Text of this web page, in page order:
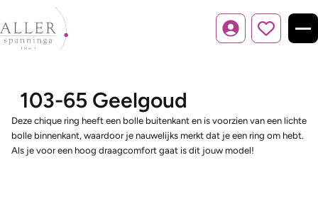
Inloggen
103-65 Geelgoud
Deze chique ring heeft een bolle buitenkant en is voorzien van een lichte
bolle binnenkant, waardoor je nauwelijks merkt dat je een ring om hebt.
Als je voor een hoog draagcomfort gaat is dit jouw model!